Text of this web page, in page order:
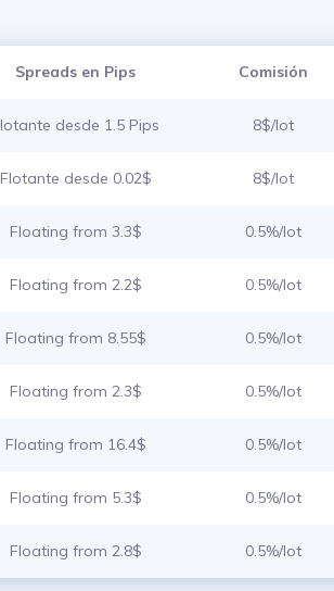
Spreads en Pips Comisión
desde 1.5 Pips 8$/lot
Flotante desde 0.02$ 8$/lot
Floating from 3.3$ 0.5%/lot
Floating from 2.2$ 0.5%/lot
Floating from 8.55$ 0.5%/lot
Floating from 2.3$ 0.5%/lot
Floating from 16.4$ 0.5%/lot
Floating from 5.3$ 0.5%/lot
Floating from 2.8$ 0.5%/lot